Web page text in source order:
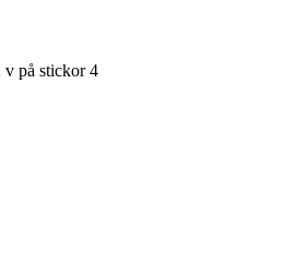
v på stickor 4